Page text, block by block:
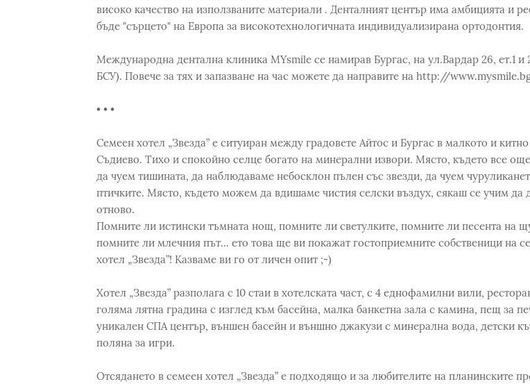
високо качество на използваните материали . Денталният център има амбицията и
бъде "сърцето" на Европа за високотехнологичната индивидуализирана ортодонтия.
Международна дентална клиника MYsmile се намирав Бургас, на ул.Вардар 26, ет.1 и
БСУ). Повече за тях и запазване на час можете да направите на http://
• • •
Семеен хотел „Звезда” е ситуиран между градовете Айтос и Бургас в малкото и
Съдиево. Тихо и спокойно селце богато на минерални извори. Място, където все
да чуем тишината, да наблюдаваме небосклон пълен със звезди, да чуем
птичките. Място, където можем да вдишаме чистия селски въздух, сякаш се учим да
отново.
Помните ли истински тъмната нощ, помните ли светулките, помните ли песента на
помните ли млечния път… ето това ще ви покажат гостоприемните собственици на
хотел „Звезда”! Казваме ви го от личен опит ;-)
Хотел „Звезда” разполага с 10 стаи в хотелската част, с 4 еднофамилни вили,
голяма лятна градина с изглед към басейна, малка банкетна зала с камина, пещ за
уникален СПА център, външен басейн и външно джакузи с минерална вода, детски
поляна за игри.
Отсядането в семеен хотел „Звезда” е подходящо и за любителите на планинските